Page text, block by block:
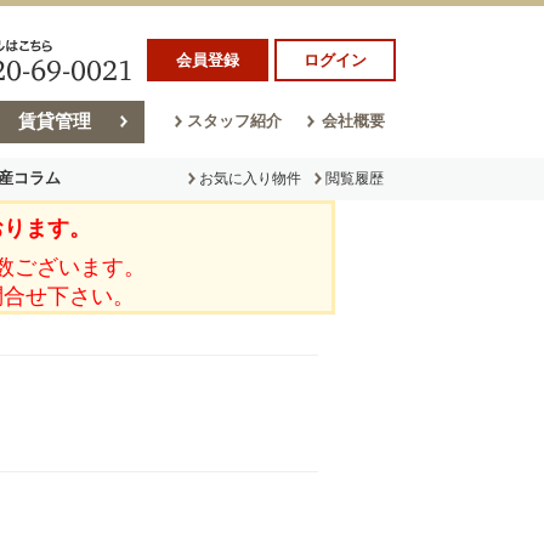
会員登録 ログイン
賃貸管理 スタッフ紹介 会社概要
コラム
ム
お気に入り物件 閲覧履歴
ます。
ざいます。
せ下さい。